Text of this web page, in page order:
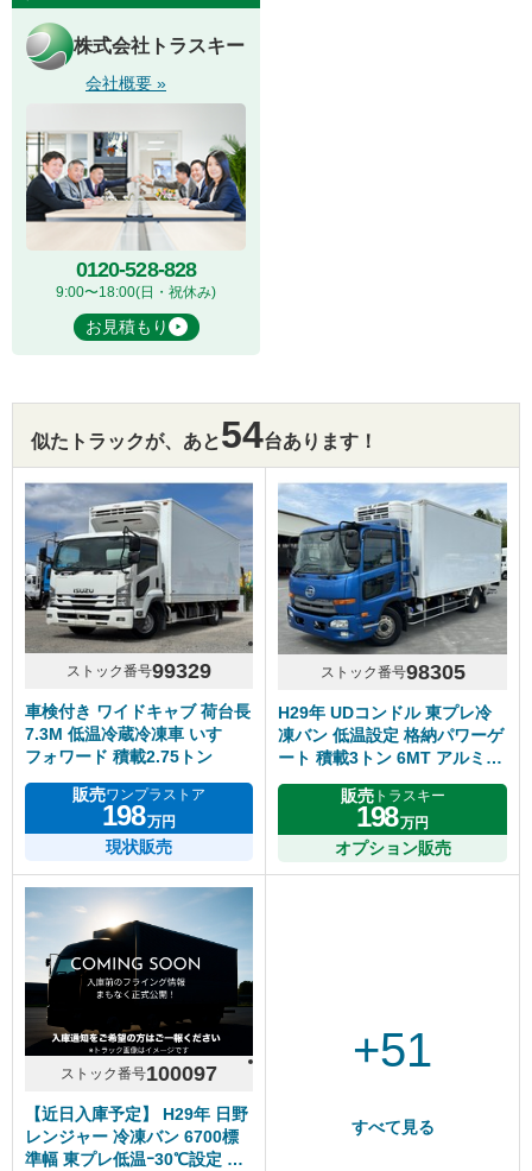
株式会社トラスキー
会社概要 »
0120-528-828
9:00〜18:00(日・祝休み)
お見積もり
似たトラックが、あと54台あります！
ストック番号99329
車検付き ワイドキャブ 荷台長
7.3M 低温冷蔵冷凍車 いすゞ
フォワード 積載2.75トン
販売ワンプラストア
198万円
現状販売
ストック番号98305
H29年 UDコンドル 東プレ冷
凍バン 低温設定 格納パワーゲ
ート 積載3トン 6MT アルミホ
イール
販売トラスキー
198万円
オプション販売
ストック番号100097
【近日入庫予定】 H29年 日野
レンジャー 冷凍バン 6700標
準幅 東プレ低温ｰ30℃設定 床
+51
すべて見る